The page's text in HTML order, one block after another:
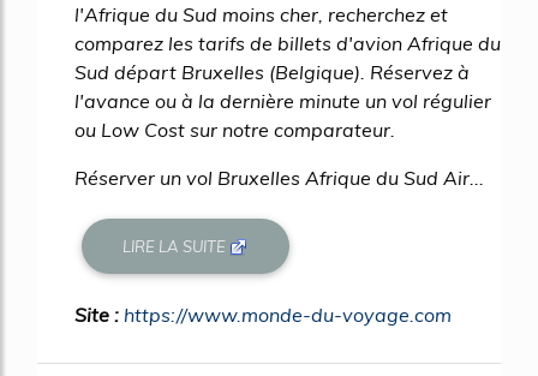
l'Afrique du Sud moins cher, recherchez et
comparez les tarifs de billets d'avion Afrique du
Sud départ Bruxelles (Belgique). Réservez à
l'avance ou à la dernière minute un vol régulier
ou Low Cost sur notre comparateur.
Réserver un vol Bruxelles Afrique du Sud Air...
LIRE LA SUITE
Site : https://www.monde-du-voyage.com